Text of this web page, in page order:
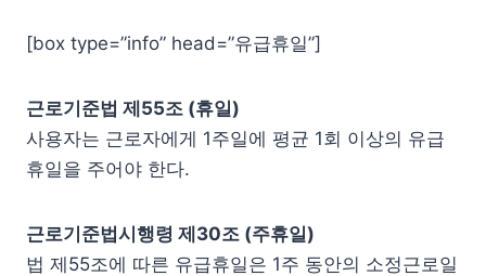
[box type=”info” head=”유급휴일”]
근로기준법 제55조 (휴일)
사용자는 근로자에게 1주일에 평균 1회 이상의 유급
휴일을 주어야 한다.
근로기준법시행령 제30조 (주휴일)
법 제55조에 따른 유급휴일은 1주 동안의 소정근로일